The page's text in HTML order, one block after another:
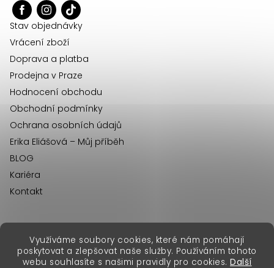
Využíváme soubory cookies, které nám pomáhají
poskytovat a zlepšovat naše služby. Používáním tohoto
webu souhlasíte s našimi pravidly pro cookies. Další
Stav objednávky
Vrácení zboží
Doprava a platba
Prodejna v Praze
Hodnocení obchodu
Obchodní podmínky
Ochrana osobních údajů
Erika Eliášová – Můj příběh
BLOG
Kariéra
Kontakt
Copyright 2026Erika Fashion. Všechna práva vyhrazena.
erikafashion.sk